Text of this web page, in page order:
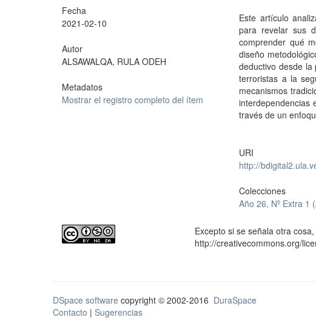
Fecha
2021-02-10
Autor
ALSAWALQA, RULA ODEH
Metadatos
Mostrar el registro completo del ítem
Este artículo
para revelar sus
comprender qué
diseño
deductivo desde la
terroristas a la
mecanismos
interdependencias
través de un
URI
http://
Colecciones
Año 26, Nº Extra 1
Excepto si se señala otra
http://creativecommons.org/
DSpace software copyright © 2002-2016 DuraSpace
Contacto | Sugerencias